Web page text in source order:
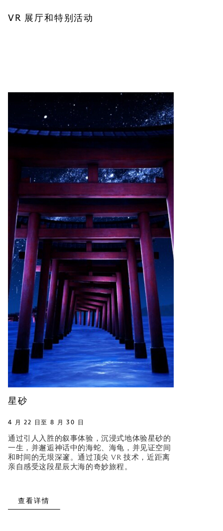
VR 展厅和特别活动
星砂
4 月 22 日至 8 月 30 日
通过引人入胜的叙事体验，沉浸式地体验星砂的
一生，并邂逅神话中的海蛇、海龟，并见证空间
和时间的无垠深邃。通过顶尖 VR 技术，近距离
亲自感受这段星辰大海的奇妙旅程。
查看详情